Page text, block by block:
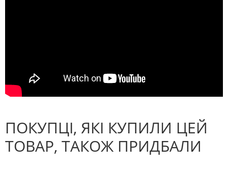
ПОКУПЦІ, ЯКІ КУПИЛИ ЦЕЙ
ТОВАР, ТАКОЖ ПРИДБАЛИ